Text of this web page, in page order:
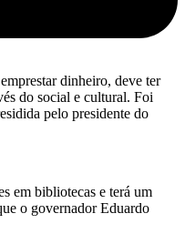
dinheiro, deve ter
do social e cultural. Foi
pelo presidente do
em bibliotecas e terá um
o governador Eduardo